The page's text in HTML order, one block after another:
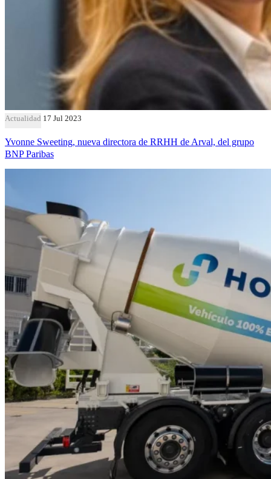
Actualidad 17 Jul 2023
Yvonne Sweeting, nueva directora de RRHH de Arval, del grupo
BNP Paribas